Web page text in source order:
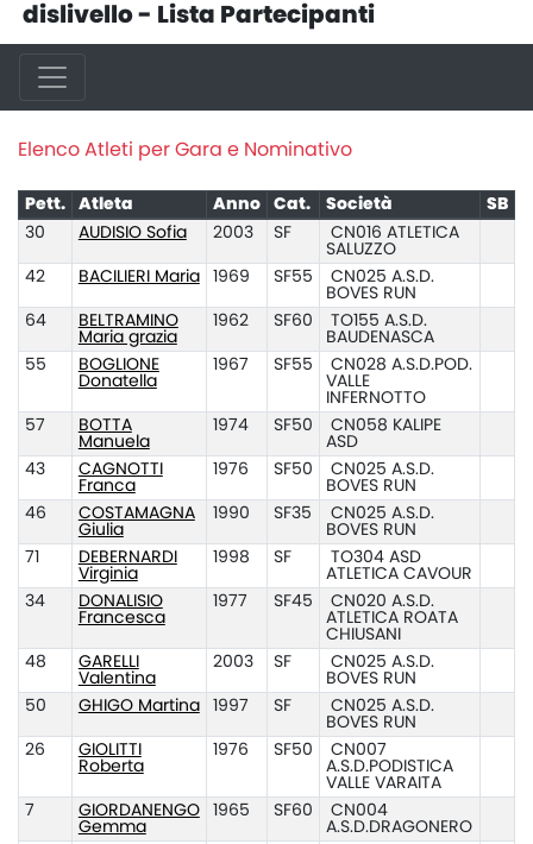
dislivello - Lista Partecipanti
Elenco Atleti per Gara e Nominativo
Pett. Atleta Anno Cat. Società
SB
30
AUDISIO Sofia 2003 SF
CN016 ATLETICA
SALUZZO
42
BACILIERI Maria 1969 SF55
CN025 A.S.D.
BOVES RUN
64
BELTRAMINO
Maria grazia
1962 SF60
TO155 A.S.D.
BAUDENASCA
55
BOGLIONE
Donatella
1967 SF55
CN028 A.S.D.POD.
VALLE
INFERNOTTO
57
BOTTA
Manuela
1974 SF50
CN058 KALIPE
ASD
43
CAGNOTTI
Franca
1976 SF50
CN025 A.S.D.
BOVES RUN
46
COSTAMAGNA
Giulia
1990 SF35
CN025 A.S.D.
BOVES RUN
71
DEBERNARDI
Virginia
1998 SF
TO304 ASD
ATLETICA CAVOUR
34
DONALISIO
Francesca
1977 SF45
CN020 A.S.D.
ATLETICA ROATA
CHIUSANI
48
GARELLI
Valentina
2003 SF
CN025 A.S.D.
BOVES RUN
50
GHIGO Martina 1997 SF
CN025 A.S.D.
BOVES RUN
26
GIOLITTI
Roberta
1976 SF50
CN007
A.S.D.PODISTICA
VALLE VARAITA
7
GIORDANENGO
Gemma
1965 SF60
CN004
A.S.D.DRAGONERO